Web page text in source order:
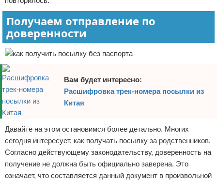
Получаем отправление по
доверенности
Вам будет интересно:
Расшифровка трек-номера посылки из
Китая
Давайте на этом остановимся более детально. Многих
сегодня интересует, как получать посылку за родственников.
Согласно действующему законодательству, доверенность на
получение не должна быть официально заверена. Это
означает, что составляется данный документ в произвольной